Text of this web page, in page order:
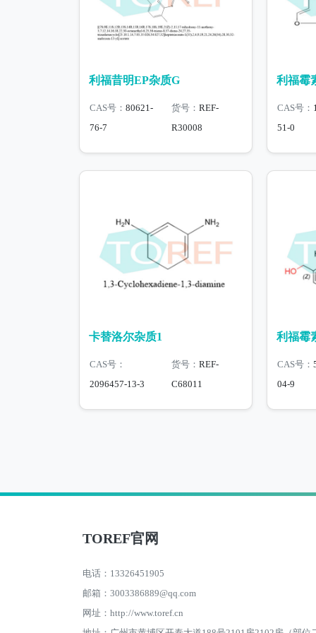
利福昔明EP杂质G
CAS号： 80621-
76-7
货号： REF-
R30008
利福霉
CAS号：
51-0
卡替洛尔杂质1
CAS号：
2096457-13-3
货号： REF-
C68011
利福霉
CAS号：
04-9
TOREF官网
电话：13326451905
邮箱：3003386889@qq.com
网址：http://www.toref.cn